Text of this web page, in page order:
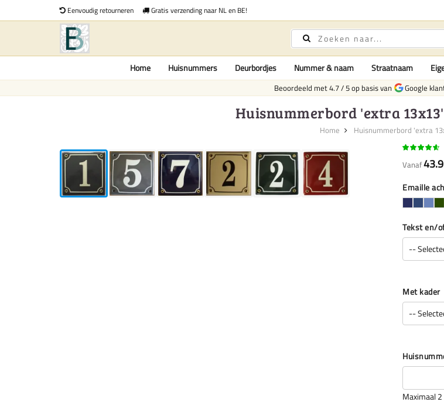
Eenvoudig retourneren Gratis verzending naar NL en BE!
Home Huisnummers Deurbordjes Nummer & naam Straatnaam
Beoordeeld met4.7/5op basis van Google
Huisnummerbord 'extra
Home Huisnummerbord 'extra
Vanaf
Emaille
Tekst en/
Met kader
Maximaal